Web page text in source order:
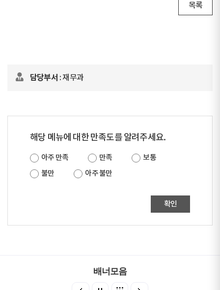
목록
담당부서 : 재무과
해당 메뉴에 대한 만족도를 알려주세요.
아주 만족 만족
보통
불만
아주 불만
확인
배너모음